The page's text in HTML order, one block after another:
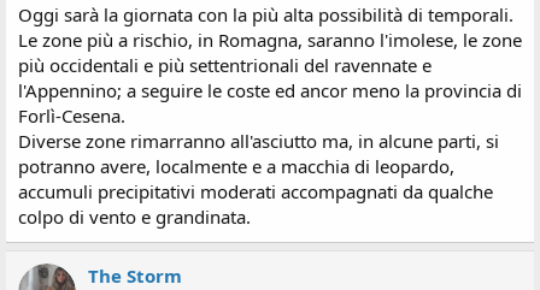
Oggi sarà la giornata con la più alta possibilità di temporali.
Le zone più a rischio, in Romagna, saranno l'imolese, le zone
più occidentali e più settentrionali del ravennate e
l'Appennino; a seguire le coste ed ancor meno la provincia di
Forlì-Cesena.
Diverse zone rimarranno all'asciutto ma, in alcune parti, si
potranno avere, localmente e a macchia di leopardo,
accumuli precipitativi moderati accompagnati da qualche
colpo di vento e grandinata.
The Storm